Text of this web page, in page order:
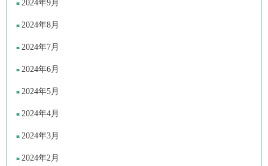
2024年9月
2024年8月
2024年7月
2024年6月
2024年5月
2024年4月
2024年3月
2024年2月